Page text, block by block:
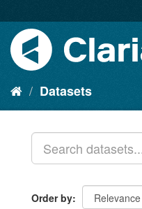
Datasets
Order by